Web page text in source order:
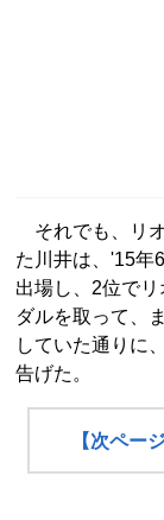
それでも、リ
た川井は、'15年
出場し、2位で
ダルを取って、
していた通りに
告げた。
【次ペー